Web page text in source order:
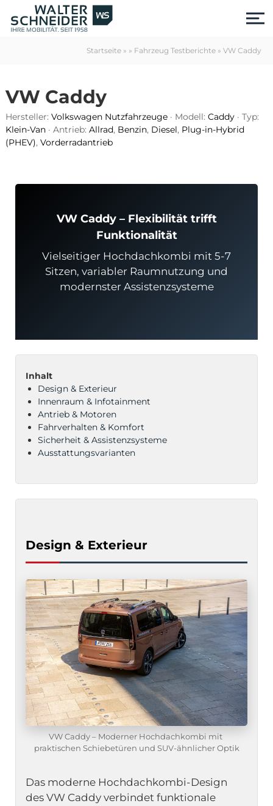
Startseite » » Fahrzeug Testberichte »VW Caddy
VW Caddy
Hersteller: Volkswagen Nutzfahrzeuge · Modell: Caddy · Typ:
Klein-Van · Antrieb: Allrad, Benzin, Diesel, Plug-in-Hybrid
(PHEV), Vorderradantrieb
VW Caddy – Flexibilität trifft
Funktionalität
Vielseitiger Hochdachkombi mit 5-7
Sitzen, variabler Raumnutzung und
modernster Assistenzsysteme
Inhalt
Design & Exterieur
Innenraum & Infotainment
Antrieb & Motoren
Fahrverhalten & Komfort
Sicherheit & Assistenzsysteme
Ausstattungsvarianten
Design & Exterieur
VW Caddy – Moderner Hochdachkombi mit
praktischen Schiebetüren und SUV-ähnlicher Optik
Das moderne Hochdachkombi-Design
des VW Caddy verbindet funktionale